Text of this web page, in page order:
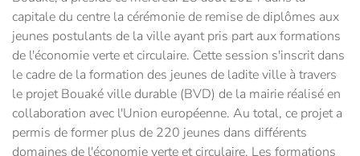
capitale du centre la cérémonie de remise de diplômes aux
jeunes postulants de la ville ayant pris part aux formations
de l'économie verte et circulaire. Cette session s'inscrit dans
le cadre de la formation des jeunes de ladite ville à travers
le projet Bouaké ville durable (BVD) de la mairie réalisé en
collaboration avec l'Union européenne. Au total, ce projet a
permis de former plus de 220 jeunes dans différents
domaines de l'économie verte et circulaire. Les formations